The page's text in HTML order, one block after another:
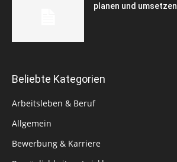
planen und umsetzen
Beliebte Kategorien
Arbeitsleben & Beruf
Allgemein
Bewerbung & Karriere